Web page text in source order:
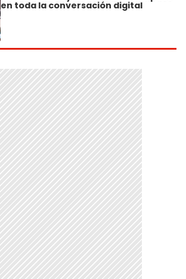
en toda la conversación digital